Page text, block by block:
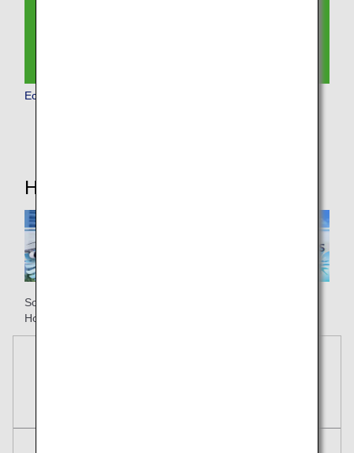
Economy Class
Hilfreiche Informationen
So beginnt Ihr Urlaub bereits mit ANA auf Ihrem Flug nach
Honolulu!